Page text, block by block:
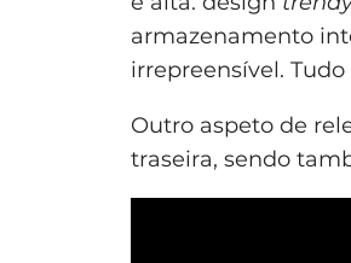
armazenamento
irrepreensível.
Outro aspeto de
traseira, sendo